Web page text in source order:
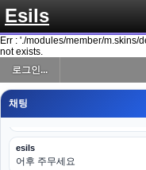
Esils
Err : './modules/member/
not exists.
로그인...
채팅
esils
다 펼쳐두면 너무길어서 ..
esils
모바일로 보는데도 좀 불편하더
고게임77
아 ㅋㅋ 내일도 심심하면 들리
esils
어후 주무세요